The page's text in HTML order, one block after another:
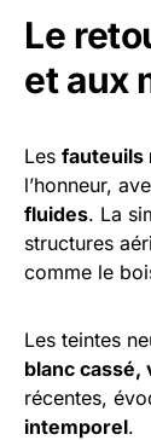
Le
et aux
Les fauteuils
l’honneur,
fluides. La
structures
comme le
Les teintes
blanc cassé,
récentes,
intemporel.